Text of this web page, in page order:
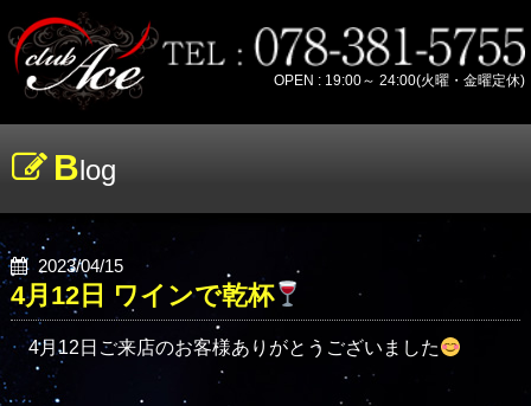
OPEN : 19:00～ 24:00(火曜・金曜定休)
Blog
2023/04/15
4月12日 ワインで乾杯
4月12日ご来店のお客様ありがとうございました